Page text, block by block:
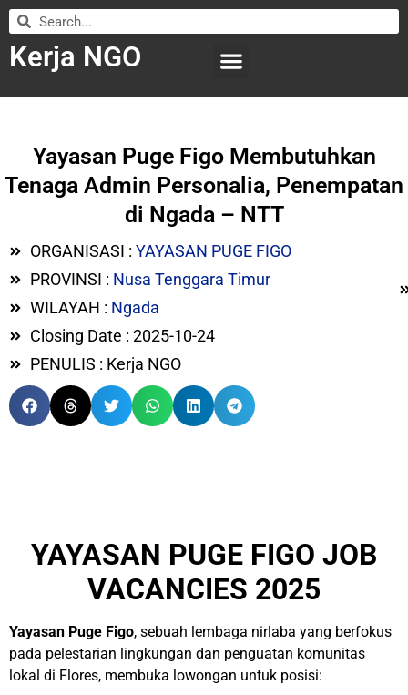
Kerja NGO
Yayasan Puge Figo Membutuhkan
Tenaga Admin Personalia, Penempatan
di Ngada – NTT
ORGANISASI : YAYASAN PUGE FIGO
PROVINSI : Nusa Tenggara Timur
WILAYAH : Ngada
Closing Date : 2025-10-24
PENULIS : Kerja NGO
YAYASAN PUGE FIGO JOB
VACANCIES 2025
Yayasan Puge Figo, sebuah lembaga nirlaba yang berfokus
pada pelestarian lingkungan dan penguatan komunitas
lokal di Flores, membuka lowongan untuk posisi: